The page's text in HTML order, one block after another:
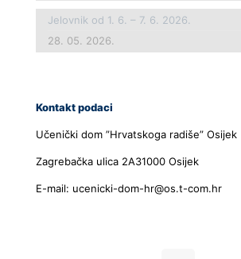
Jelovnik od 1. 6. – 7. 6. 2026.
28. 05. 2026.
Kontakt podaci
Učenički dom ”Hrvatskoga radiše” Osijek
Zagrebačka ulica 2A31000 Osijek
E-mail: ucenicki-dom-hr@os.t-com.hr